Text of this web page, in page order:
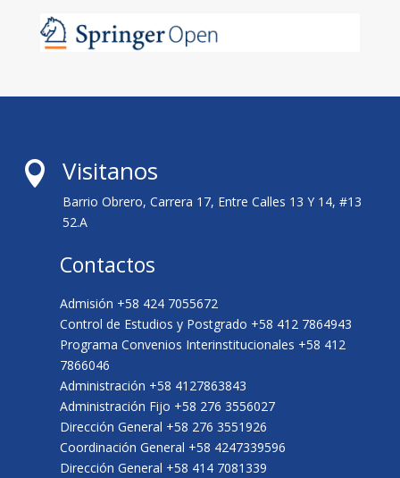
 Visitanos
Barrio Obrero, Carrera 17, Entre Calles 13 Y 14, #13
52.A
Contactos
Admisión +58 424 7055672
Control de Estudios y Postgrado +58 412 7864943
Programa Convenios Interinstitucionales +58 412
7866046
Administración +58 4127863843
Administración Fijo +58 276 3556027
Dirección General +58 276 3551926
Coordinación General +58 4247339596
Dirección General +58 414 7081339